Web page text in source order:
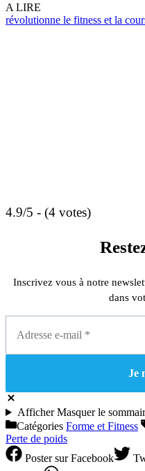
A LIRE
révolutionne le fitness et la
4.9/5 - (4 votes)
Inscrivez vous à notre
dans
AfficherMasquerle
Catégories Forme et Fitness
Perte de poids
Postersur Facebook